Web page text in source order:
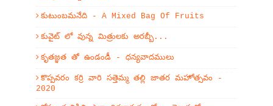
కుటుంబమనేది - A Mixed Bag Of Fruits
కువైట్ లో వున్న మిత్రులకు అరబ్బీ...
కృతజ్ఞత తో ఉండండీ - ధన్యవాదములు
కొప్పవరం కర్రి వారి సత్తెమ్మ తల్లి జాతర మహోత్సవం -
2020